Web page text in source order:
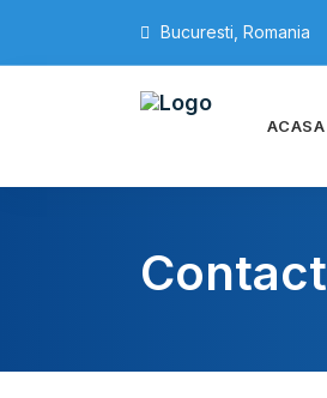
Bucuresti, Romania
ACASA
Contact